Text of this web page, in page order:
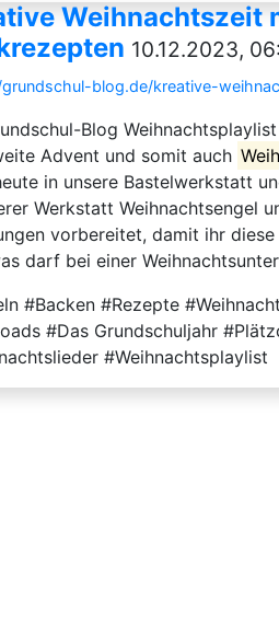
Weihnachtszeit
10.12.2023,
blog.de/kreative-
Blog
Advent und somit auch
in unsere Bastelwerkstatt
Werkstatt Weihnachtsengel
vorbereitet, damit ihr
darf bei einer
#Backen #Rezepte
#Das Grundschuljahr
#Weihnachtsplaylist